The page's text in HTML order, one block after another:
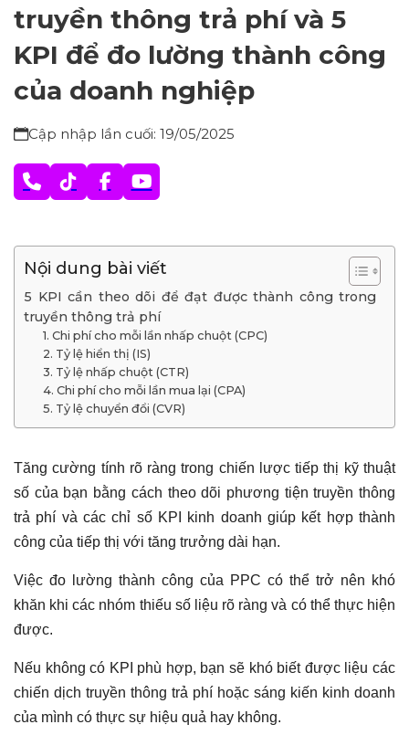
truyền thông trả phí và 5
KPI để đo lường thành công
của doanh nghiệp
Cập nhập lần cuối: 19/05/2025
Tăng cường tính rõ ràng trong chiến lược tiếp thị kỹ thuật
số của bạn bằng cách theo dõi phương tiện truyền thông
trả phí và các chỉ số KPI kinh doanh giúp kết hợp thành
công của tiếp thị với tăng trưởng dài hạn.
Việc đo lường thành công của PPC có thể trở nên khó
khăn khi các nhóm thiếu số liệu rõ ràng và có thể thực hiện
được.
Nếu không có KPI phù hợp, bạn sẽ khó biết được liệu các
chiến dịch truyền thông trả phí hoặc sáng kiến ​​kinh doanh
của mình có thực sự hiệu quả hay không.
Nội dung bài viết
5 KPI cần theo dõi để đạt được thành công trong
truyền thông trả phí
1. Chi phí cho mỗi lần nhấp chuột (CPC)
2. Tỷ lệ hiển thị (IS)
3. Tỷ lệ nhấp chuột (CTR)
4. Chi phí cho mỗi lần mua lại (CPA)
5. Tỷ lệ chuyển đổi (CVR)